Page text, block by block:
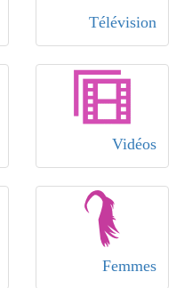
Télévision
Vidéos
Femmes